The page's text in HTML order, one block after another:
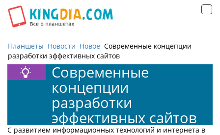
Планшеты Новости Новое Современные концепции
разработки эффективных сайтов
Современные
концепции
разработки
эффективных сайтов
С развитием информационных технологий и интернета в